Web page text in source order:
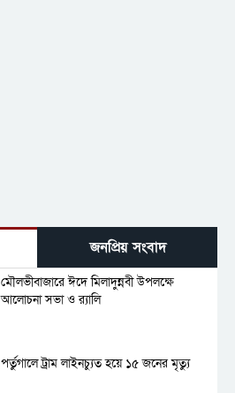
জনপ্রিয় সংবাদ
মৌলভীবাজারে ঈদে মিলাদুন্নবী উপলক্ষে
আলোচনা সভা ও র‍্যালি
পর্তুগালে ট্রাম লাইনচ্যুত হয়ে ১৫ জনের মৃত্যু